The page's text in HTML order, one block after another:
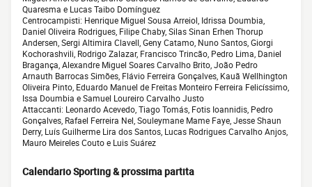
Quaresma e Lucas Taibo Domínguez
Centrocampisti: Henrique Miguel Sousa Arreiol, Idrissa Doumbia,
Daniel Oliveira Rodrigues, Filipe Chaby, Silas Sinan Erhen Thorup
Andersen, Sergi Altimira Clavell, Geny Catamo, Nuno Santos, Giorgi
Kochorashvili, Rodrigo Zalazar, Francisco Trincão, Pedro Lima, Daniel
Bragança, Alexandre Miguel Soares Carvalho Brito, João Pedro
Arnauth Barrocas Simões, Flávio Ferreira Gonçalves, Kauã Wellhington
Oliveira Pinto, Eduardo Manuel de Freitas Monteiro Ferreira Felicíssimo,
Issa Doumbia e Samuel Loureiro Carvalho Justo
Attaccanti: Leonardo Acevedo, Tiago Tomás, Fotis Ioannidis, Pedro
Gonçalves, Rafael Ferreira Nel, Souleymane Mame Faye, Jesse Shaun
Derry, Luís Guilherme Lira dos Santos, Lucas Rodrigues Carvalho Anjos,
Mauro Meireles Couto e Luis Suárez
Calendario Sporting & prossima partita